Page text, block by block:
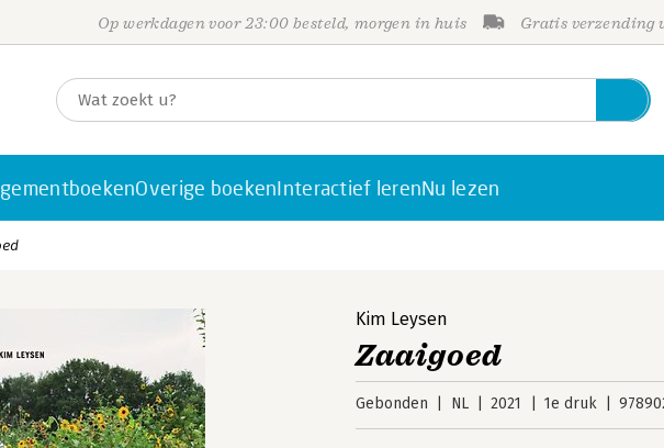
Op werkdagen voor 23:00 besteld, morgen in huis Gratis verzending
Overige boekenInteractief lerenNu lezen
Kim Leysen
Zaaigoed
Gebonden NL 2021 1e druk